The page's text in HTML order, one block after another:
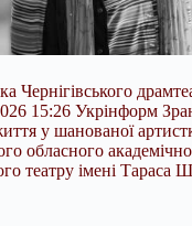
Чернігівського
15:26 Укрінформ
у шанованої
обласного
театру імені Тараса